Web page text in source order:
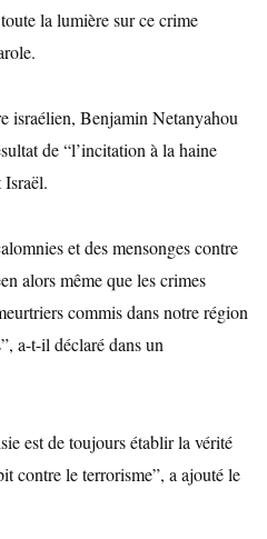
la lumière sur ce crime
israélien, Benjamin Netanyahou
de “l’incitation à la haine
Israël.
et des mensonges contre
alors même que les crimes
commis dans notre région
a-t-il déclaré dans un
est de toujours établir la vérité
contre le terrorisme”, a ajouté le